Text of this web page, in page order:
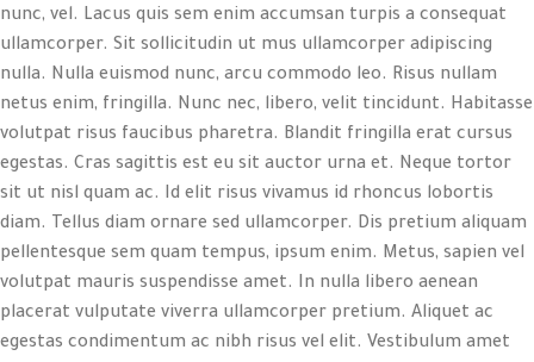
nunc, vel. Lacus quis sem enim accumsan turpis a consequat
ullamcorper. Sit sollicitudin ut mus ullamcorper adipiscing
nulla. Nulla euismod nunc, arcu commodo leo. Risus nullam
netus enim, fringilla. Nunc nec, libero, velit tincidunt. Habitasse
volutpat risus faucibus pharetra. Blandit fringilla erat cursus
egestas. Cras sagittis est eu sit auctor urna et. Neque tortor
sit ut nisl quam ac. Id elit risus vivamus id rhoncus lobortis
diam. Tellus diam ornare sed ullamcorper. Dis pretium aliquam
pellentesque sem quam tempus, ipsum enim. Metus, sapien vel
volutpat mauris suspendisse amet. In nulla libero aenean
placerat vulputate viverra ullamcorper pretium. Aliquet ac
egestas condimentum ac nibh risus vel elit. Vestibulum amet